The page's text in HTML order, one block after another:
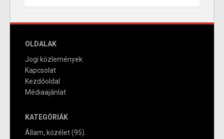
OLDALAK
Jogi közlemények
Kapcsolat
Kezdőoldal
Médiaajánlat
KATEGÓRIÁK
Állam, közélet(95)